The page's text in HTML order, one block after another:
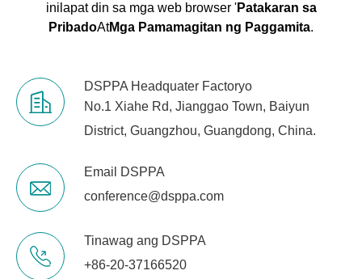
inilapat din sa mga web browser 'Patakaran sa
PribadoAtMga Pamamagitan ng Paggamita.
DSPPA Headquater Factoryo
No.1 Xiahe Rd, Jianggao Town, Baiyun
District, Guangzhou, Guangdong, China.
Email DSPPA
conference@dsppa.com
Tinawag ang DSPPA
+86-20-37166520